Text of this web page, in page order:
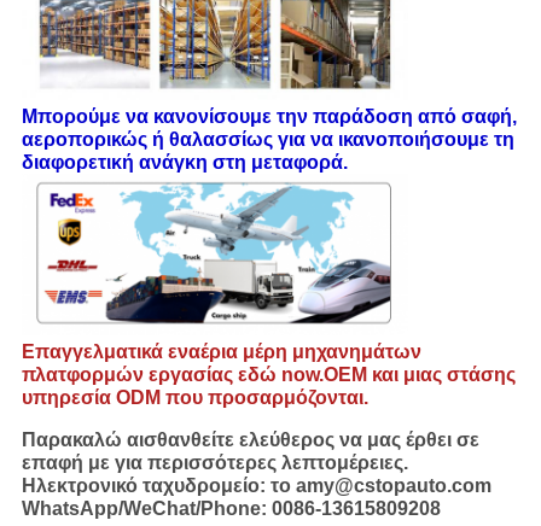
Μπορούμε να κανονίσουμε την παράδοση από σαφή,
αεροπορικώς ή θαλασσίως για να ικανοποιήσουμε τη
διαφορετική ανάγκη στη μεταφορά.
Επαγγελματικά εναέρια μέρη μηχανημάτων
πλατφορμών εργασίας εδώ now.OEM και μιας στάσης
υπηρεσία ODM που προσαρμόζονται.
Παρακαλώ αισθανθείτε ελεύθερος να μας έρθει σε
επαφή με για περισσότερες λεπτομέρειες.
Ηλεκτρονικό ταχυδρομείο: το amy@cstopauto.com
WhatsApp/WeChat/Phone: 0086-13615809208